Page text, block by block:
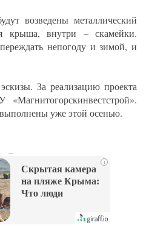
возведены металлический
крыша, внутри – скамейки.
непогоду и зимой, и
За реализацию проекта
уже этой осенью.
i
Скрытая камера
на пляже Крыма:
Что люди
их не видят...